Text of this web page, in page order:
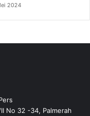
2024
No 32 -34, Palmerah